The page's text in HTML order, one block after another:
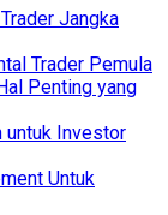
Jangka
Trader Pemula
Penting yang
untuk Investor
Untuk